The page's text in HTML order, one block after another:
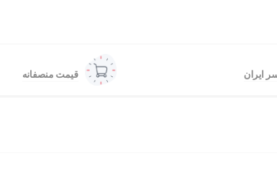
ایران قیمت منصفانه